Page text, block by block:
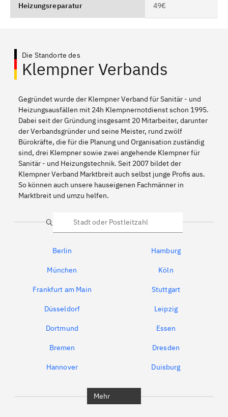
Heizungsreparatur 49€
Die Standorte des
Klempner Verbands
Gegründet wurde der Klempner Verband für Sanitär - und
Heizungsausfällen mit 24h Klempnernotdienst schon 1995.
Dabei seit der Gründung insgesamt 20 Mitarbeiter, darunter
der Verbandsgründer und seine Meister, rund zwölf
Bürokräfte, die für die Planung und Organisation zuständig
sind, drei Klempner sowie zwei angehende Klempner für
Sanitär - und Heizungstechnik. Seit 2007 bildet der
Klempner Verband Marktbreit auch selbst junge Profis aus.
So können auch unsere hauseigenen Fachmänner in
Marktbreit und umzu helfen.
Suche
Berlin Hamburg
München Köln
Frankfurt am Main Stuttgart
Düsseldorf Leipzig
Dortmund Essen
Bremen Dresden
Hannover Duisburg
Mehr